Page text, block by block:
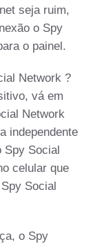
seja ruim,
o Spy
o painel.
Network ?
vá em
Network
independente
Spy Social
celular que
Social
o Spy